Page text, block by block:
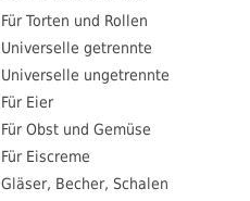
Für Torten und Rollen
Universelle getrennte
Universelle ungetrennte
Für Eier
Für Obst und Gemüse
Für Eiscreme
Gläser, Becher, Schalen